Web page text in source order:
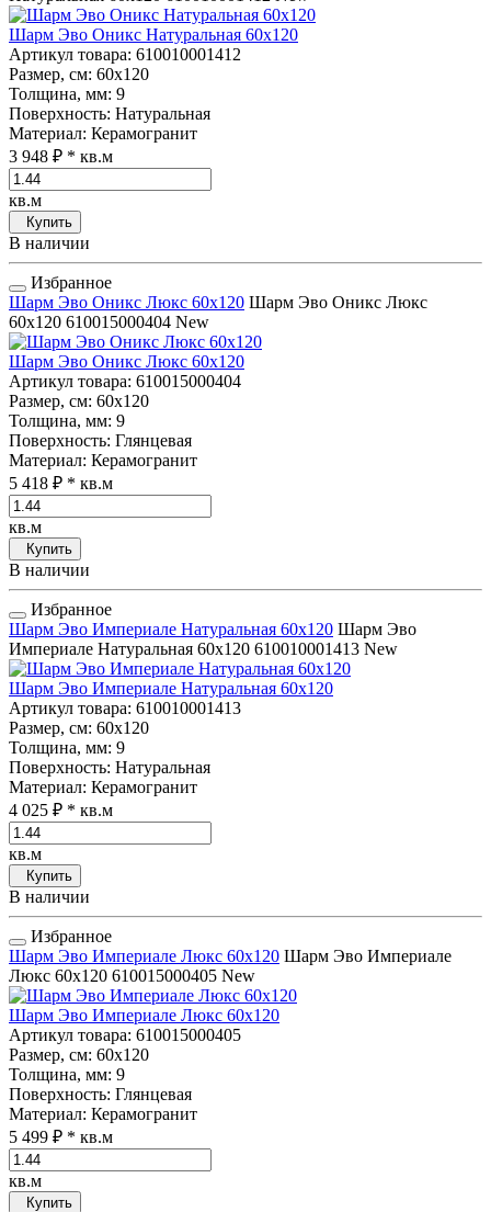
Шарм Эво Оникс Натуральная 60x120
Артикул товара: 610010001412
Размер, см: 60x120
Толщина, мм: 9
Поверхность: Натуральная
Материал: Керамогранит
3 948 ₽ * кв.м
кв.м
Купить
В наличии
Избранное
Шарм Эво Оникс Люкс 60x120 Шарм Эво Оникс Люкс
60x120 610015000404 New
Шарм Эво Оникс Люкс 60x120
Артикул товара: 610015000404
Размер, см: 60x120
Толщина, мм: 9
Поверхность: Глянцевая
Материал: Керамогранит
5 418 ₽ * кв.м
кв.м
Купить
В наличии
Избранное
Шарм Эво Империале Натуральная 60x120 Шарм Эво
Империале Натуральная 60x120 610010001413 New
Шарм Эво Империале Натуральная 60x120
Артикул товара: 610010001413
Размер, см: 60x120
Толщина, мм: 9
Поверхность: Натуральная
Материал: Керамогранит
4 025 ₽ * кв.м
кв.м
Купить
В наличии
Избранное
Шарм Эво Империале Люкс 60x120 Шарм Эво Империале
Люкс 60x120 610015000405 New
Шарм Эво Империале Люкс 60x120
Артикул товара: 610015000405
Размер, см: 60x120
Толщина, мм: 9
Поверхность: Глянцевая
Материал: Керамогранит
5 499 ₽ * кв.м
кв.м
Купить